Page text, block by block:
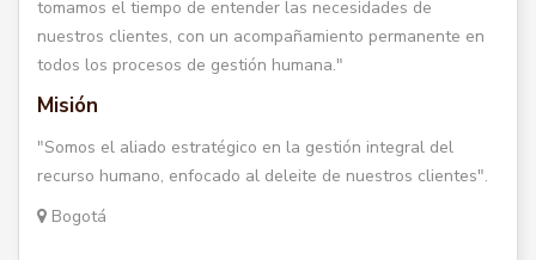
tomamos el tiempo de entender las necesidades de
nuestros clientes, con un acompañamiento permanente en
todos los procesos de gestión humana."
Misión
"Somos el aliado estratégico en la gestión integral del
recurso humano, enfocado al deleite de nuestros clientes".
Bogotá